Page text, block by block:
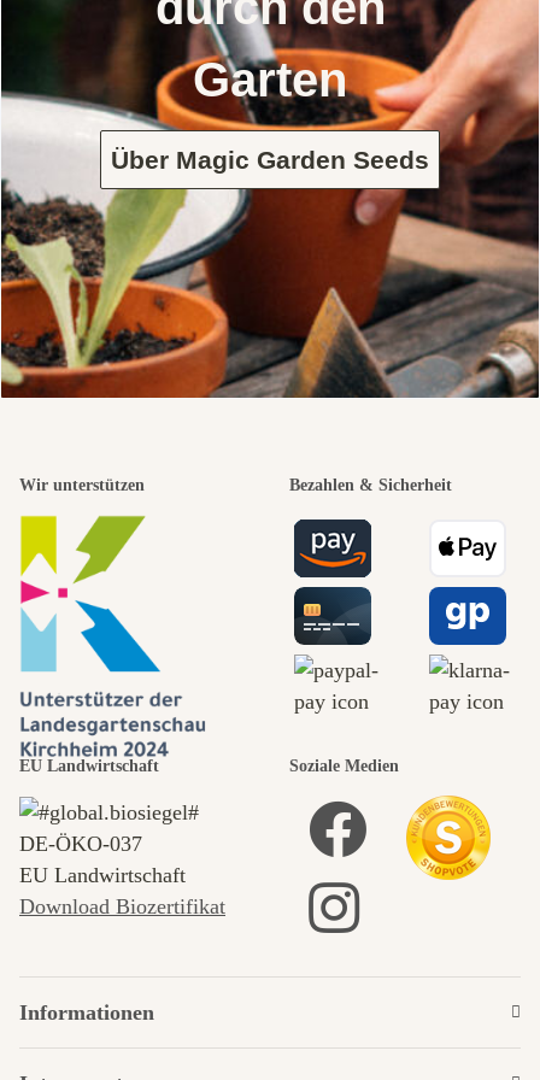
Garten
Über Magic Garden Seeds
Wir unterstützen Bezahlen & Sicherheit
EU Landwirtschaft
DE‑ÖKO‑037
EU Landwirtschaft
Download Biozertifikat
Soziale Medien
Informationen